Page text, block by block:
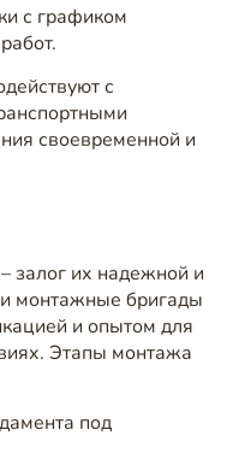
с графиком
с
своевременной и
залог их надежной и
монтажные бригады
и опытом для
Этапы монтажа
под